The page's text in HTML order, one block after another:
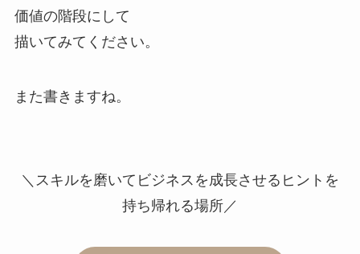
価値の階段にして
描いてみてください。
また書きますね。
＼スキルを磨いてビジネスを成長させるヒントを
持ち帰れる場所／